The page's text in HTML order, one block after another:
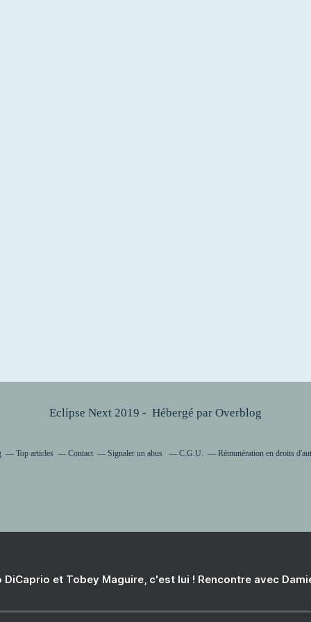
Eclipse Next 2019 - Hébergé par Overblog
Top articles Contact Signaler un abus C.G.U. Rémunération en droits
DiCaprio et Tobey Maguire, c'est lui ! Rencontre avec